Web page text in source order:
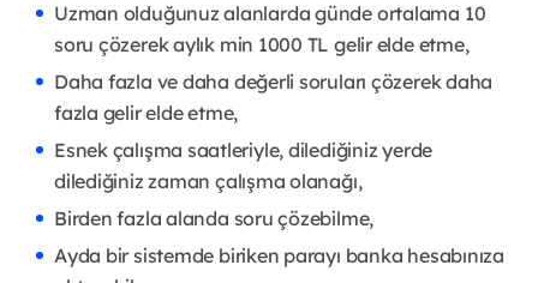
Uzman olduğunuz alanlarda günde ortalama 10
soru çözerek aylık min 1000 TL gelir elde etme,
Daha fazla ve daha değerli soruları çözerek daha
fazla gelir elde etme,
Esnek çalışma saatleriyle, dilediğiniz yerde
dilediğiniz zaman çalışma olanağı,
Birden fazla alanda soru çözebilme,
Ayda bir sistemde biriken parayı banka hesabınıza